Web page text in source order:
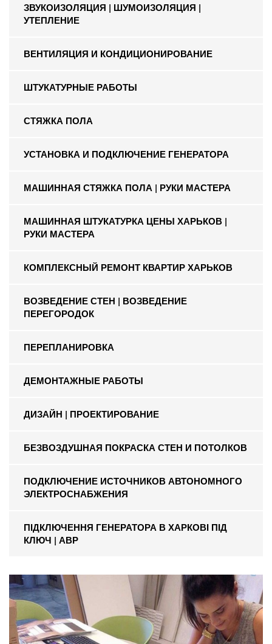
ЗВУКОИЗОЛЯЦИЯ | ШУМОИЗОЛЯЦИЯ |
УТЕПЛЕНИЕ
ВЕНТИЛЯЦИЯ И КОНДИЦИОНИРОВАНИЕ
ШТУКАТУРНЫЕ РАБОТЫ
СТЯЖКА ПОЛА
УСТАНОВКА И ПОДКЛЮЧЕНИЕ ГЕНЕРАТОРА
МАШИННАЯ СТЯЖКА ПОЛА | РУКИ МАСТЕРА
МАШИННАЯ ШТУКАТУРКА ЦЕНЫ ХАРЬКОВ |
РУКИ МАСТЕРА
КОМПЛЕКСНЫЙ РЕМОНТ КВАРТИР ХАРЬКОВ
ВОЗВЕДЕНИЕ СТЕН | ВОЗВЕДЕНИЕ
ПЕРЕГОРОДОК
ПЕРЕПЛАНИРОВКА
ДЕМОНТАЖНЫЕ РАБОТЫ
ДИЗАЙН | ПРОЕКТИРОВАНИЕ
БЕЗВОЗДУШНАЯ ПОКРАСКА СТЕН И ПОТОЛКОВ
ПОДКЛЮЧЕНИЕ ИСТОЧНИКОВ АВТОНОМНОГО
ЭЛЕКТРОСНАБЖЕНИЯ
ПІДКЛЮЧЕННЯ ГЕНЕРАТОРА В ХАРКОВІ ПІД
КЛЮЧ | АВР